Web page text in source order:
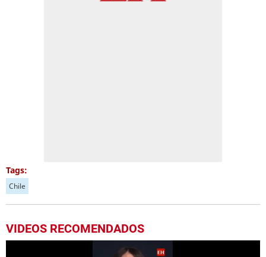
Tags:
Chile
VIDEOS RECOMENDADOS